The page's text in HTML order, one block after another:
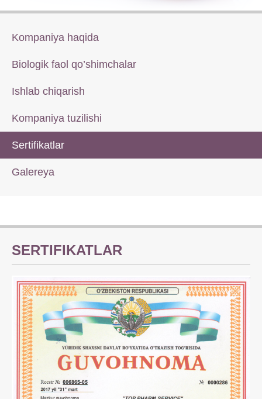
Kompaniya haqida
Biologik faol qo’shimchalar
Ishlab chiqarish
Kompaniya tuzilishi
Sertifikatlar
Galereya
SERTIFIKATLAR